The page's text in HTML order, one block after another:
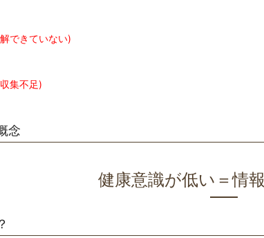
できていない)
集不足)
念
健康意識が低い＝情